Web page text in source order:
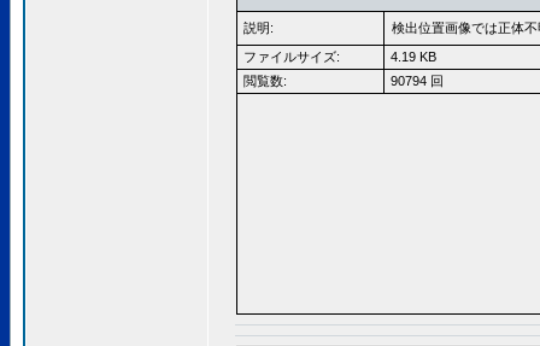
説明:
検出位置画像では正体
ファイルサイズ:
4.19 KB
閲覧数:
90794 回